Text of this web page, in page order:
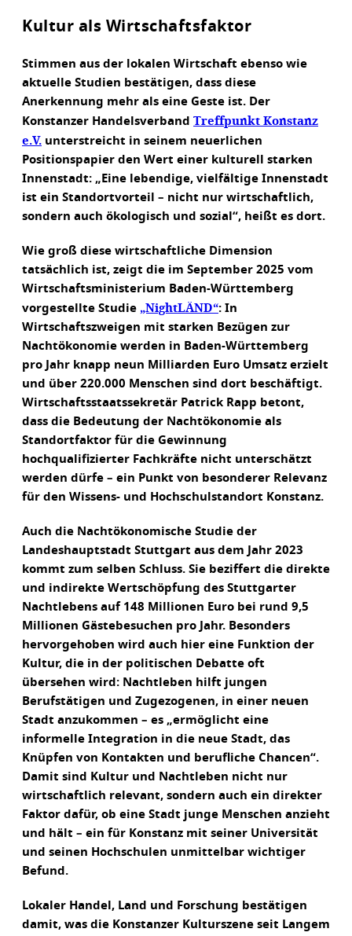
Kultur als Wirtschaftsfaktor
Stimmen aus der lokalen Wirtschaft ebenso wie
aktuelle Studien bestätigen, dass diese
Anerkennung mehr als eine Geste ist. Der
Konstanzer Handelsverband Treffpunkt Konstanz
e.V. unterstreicht in seinem neuerlichen
Positionspapier den Wert einer kulturell starken
Innenstadt: „Eine lebendige, vielfältige Innenstadt
ist ein Standortvorteil – nicht nur wirtschaftlich,
sondern auch ökologisch und sozial“, heißt es dort.
Wie groß diese wirtschaftliche Dimension
tatsächlich ist, zeigt die im September 2025 vom
Wirtschaftsministerium Baden-Württemberg
vorgestellte Studie „NightLÄND“: In
Wirtschaftszweigen mit starken Bezügen zur
Nachtökonomie werden in Baden-Württemberg
pro Jahr knapp neun Milliarden Euro Umsatz erzielt
und über 220.000 Menschen sind dort beschäftigt.
Wirtschaftsstaatssekretär Patrick Rapp betont,
dass die Bedeutung der Nachtökonomie als
Standortfaktor für die Gewinnung
hochqualifizierter Fachkräfte nicht unterschätzt
werden dürfe – ein Punkt von besonderer Relevanz
für den Wissens- und Hochschulstandort Konstanz.
Auch die Nachtökonomische Studie der
Landeshauptstadt Stuttgart aus dem Jahr 2023
kommt zum selben Schluss. Sie beziffert die direkte
und indirekte Wertschöpfung des Stuttgarter
Nachtlebens auf 148 Millionen Euro bei rund 9,5
Millionen Gästebesuchen pro Jahr. Besonders
hervorgehoben wird auch hier eine Funktion der
Kultur, die in der politischen Debatte oft
übersehen wird: Nachtleben hilft jungen
Berufstätigen und Zugezogenen, in einer neuen
Stadt anzukommen – es „ermöglicht eine
informelle Integration in die neue Stadt, das
Knüpfen von Kontakten und berufliche Chancen“.
Damit sind Kultur und Nachtleben nicht nur
wirtschaftlich relevant, sondern auch ein direkter
Faktor dafür, ob eine Stadt junge Menschen anzieht
und hält – ein für Konstanz mit seiner Universität
und seinen Hochschulen unmittelbar wichtiger
Befund.
Lokaler Handel, Land und Forschung bestätigen
damit, was die Konstanzer Kulturszene seit Langem